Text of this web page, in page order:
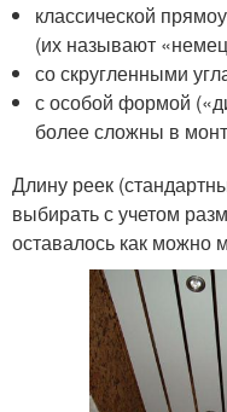
классической
(их называют
со скругленными
с особой формой
более сложны в
Длину реек
выбирать с учетом
оставалось как можно